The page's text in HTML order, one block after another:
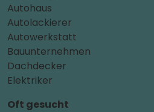
Autohaus
Autolackierer
Autowerkstatt
Bauunternehmen
Dachdecker
Elektriker
Oft gesucht